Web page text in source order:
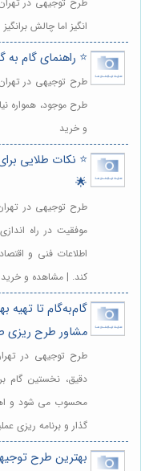
طرح توجیهی در
انگیز اما چالش
⭐️ راهنمای گام
طرح توجیهی در
طرح موجود، همواره
و خرید
⭐️ نکات طلایی
🌟
طرح توجیهی در
اطلاعات فنی و
کند. | مشاهده و خرید
گام‌به‌گام تا
مشاور طرح ریزی
طرح توجیهی در
دقیق، نخستین گام
محسوب می شود و
گذار و برنامه ریزی
بهترین طرح